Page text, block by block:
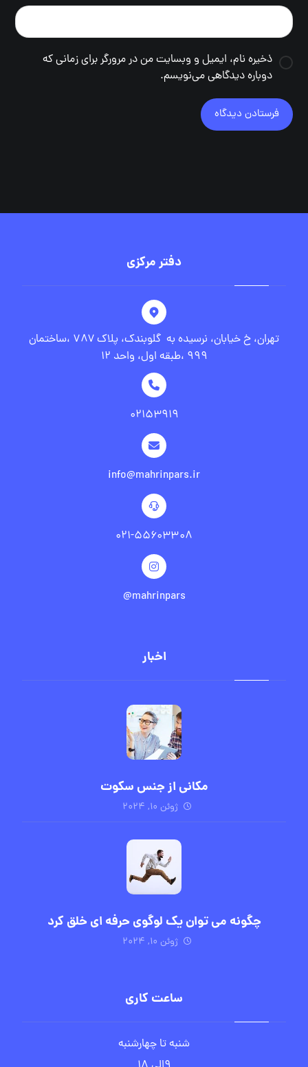
ذخیره نام، ایمیل و وبسایت من در مرورگر برای زمانی که
دوباره دیدگاهی می‌نویسم.
فرستادن دیدگاه
دفتر مرکزی
تهران، خ خیابان، نرسیده به گلوبندک، پلاک ۷۸۷ ،ساختمان
۹۹۹ ،طبقه اول، واحد ۱۲
۰۲۱۵۳۹۱۹
info@mahrinpars.ir
۰۲۱-۵۵۶۰۳۳۰۸
mahrinpars@
اخبار
مکانی از جنس سکوت
ژوئن ۱۰, ۲۰۲۴
چگونه می توان یک لوگوی حرفه ای خلق کرد
ژوئن ۱۰, ۲۰۲۴
ساعت کاری
شنبه تا چهارشنبه